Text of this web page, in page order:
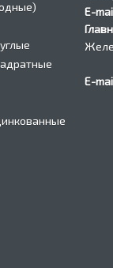
E-
E-